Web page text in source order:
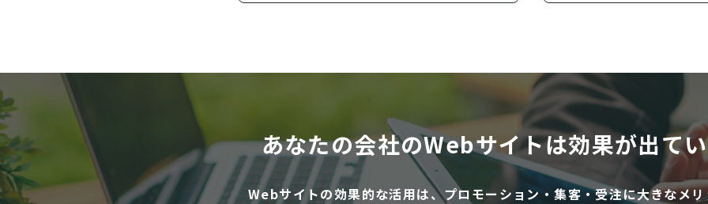
あなたの会社のWebサイトは効果が出て
Webサイトの効果的な活用は、プロモーション・集客・受注に大きなメ